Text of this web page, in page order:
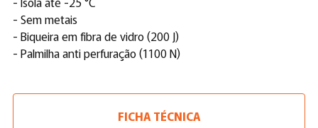
- Sem metais
- Biqueira em fibra de vidro (200 J)
- Palmilha anti perfuração (1100 N)
FICHA TÉCNICA